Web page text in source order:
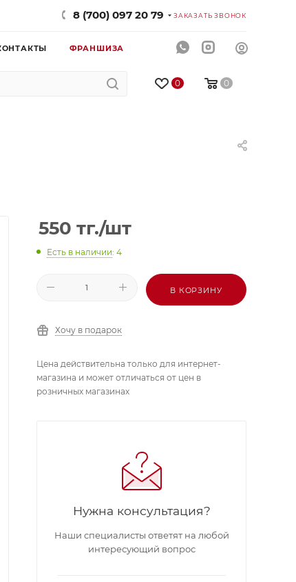
8 (700) 097 20 79 ЗАКАЗАТЬ ЗВОНОК
ФРАНШИЗА
0 0
550 тг./шт
Есть в наличии: 4
В КОРЗИНУ
Хочу в подарок
Цена действительна только для интернет-
магазина и может отличаться от цен в
розничных магазинах
Нужна консультация?
Наши специалисты ответят на любой
интересующий вопрос